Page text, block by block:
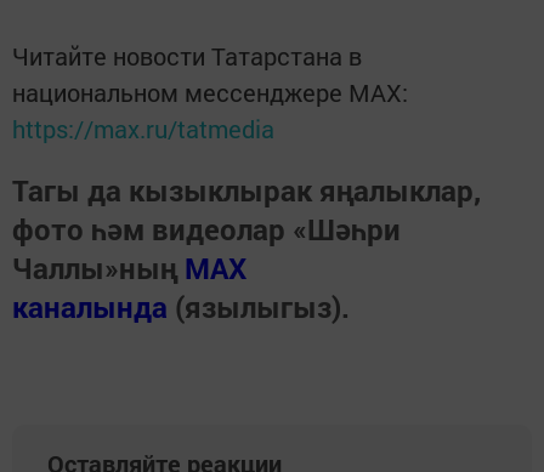
Читайте новости Татарстана в
национальном мессенджере MАХ:
https://max.ru/tatmedia
Тагы да кызыклырак яңалыклар,
фото һәм видеолар «Шәһри
Чаллы»ның MAX
каналында (язылыгыз).
Оставляйте реакции